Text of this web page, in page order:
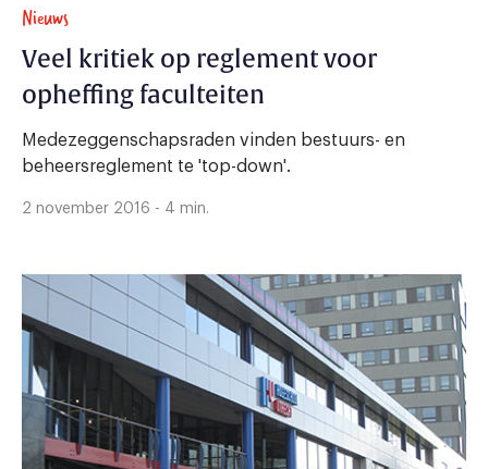
Nieuws
Veel kritiek op reglement voor
opheffing faculteiten
Medezeggenschapsraden vinden bestuurs- en
beheersreglement te 'top-down'.
2 november 2016 - 4 min.